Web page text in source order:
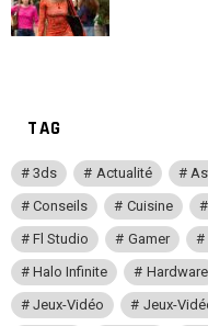
TAG
3ds Actualité
Conseils
Cuisine
Fl Studio
Gamer
Halo Infinite
Hardware
Jeux-Vidéo
Jeux-